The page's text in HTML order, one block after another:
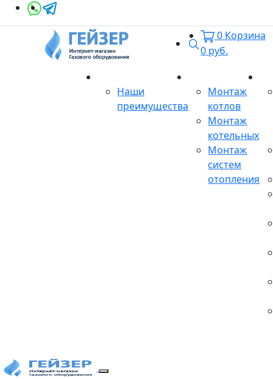
Поиск
0 Корзина
0 руб.
Наши
преимущества
Монтаж
котлов
Монтаж
котельных
Монтаж
систем
отопления